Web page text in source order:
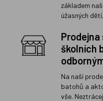
základem
úžasných
školních
Na naší
batohů a
vše.